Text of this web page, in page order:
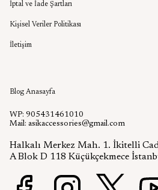
İptal ve İade Şartları
Kişisel Veriler Politikası
İletişim
Blog Anasayfa
WP: 905431461010
Mail: asikaccessories@gmail.com
Halkalı Merkez Mah. 1. İkitelli
A Blok D 118 Küçükçekmece